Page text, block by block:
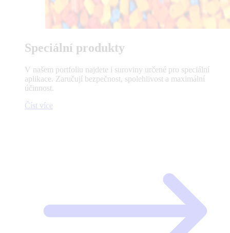
Speciální produkty
V našem portfoliu najdete i suroviny určené pro speciální
aplikace. Zaručují bezpečnost, spolehlivost a maximální
účinnost.
Číst více